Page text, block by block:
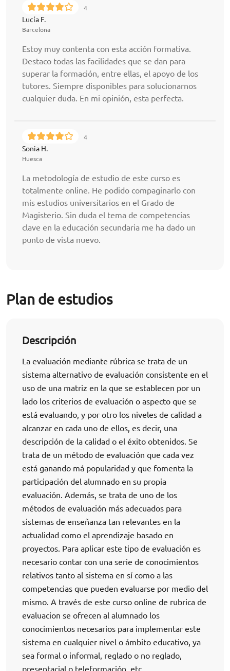
4
Lucía F.
Barcelona
Estoy muy contenta con esta acción formativa.
Destaco todas las facilidades que se dan para
superar la formación, entre ellas, el apoyo de los
tutores. Siempre disponibles para solucionarnos
cualquier duda. En mi opinión, esta perfecta.
4
Sonia H.
Huesca
La metodología de estudio de este curso es
totalmente online. He podido compaginarlo con
mis estudios universitarios en el Grado de
Magisterio. Sin duda el tema de competencias
clave en la educación secundaria me ha dado un
punto de vista nuevo.
Plan de estudios
Descripción
La evaluación mediante rúbrica se trata de un
sistema alternativo de evaluación consistente en el
uso de una matriz en la que se establecen por un
lado los criterios de evaluación o aspecto que se
está evaluando, y por otro los niveles de calidad a
alcanzar en cada uno de ellos, es decir, una
descripción de la calidad o el éxito obtenidos. Se
trata de un método de evaluación que cada vez
está ganando má popularidad y que fomenta la
participación del alumnado en su propia
evaluación. Además, se trata de uno de los
métodos de evaluación más adecuados para
sistemas de enseñanza tan relevantes en la
actualidad como el aprendizaje basado en
proyectos. Para aplicar este tipo de evaluación es
necesario contar con una serie de conocimientos
relativos tanto al sistema en sí como a las
competencias que pueden evaluarse por medio del
mismo. A través de este curso online de rubrica de
evaluacion se ofrecen al alumnado los
conocimientos necesarios para implementar este
sistema en cualquier nivel o ámbito educativo, ya
sea formal o informal, reglado o no reglado,
presentacial o teleformación, etc.